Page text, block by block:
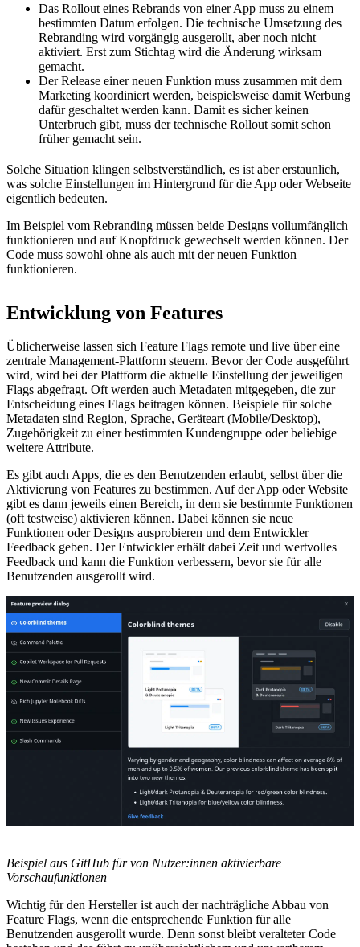
Das Rollout eines Rebrands von einer App muss zu einem
bestimmten Datum erfolgen. Die technische Umsetzung des
Rebranding wird vorgängig ausgerollt, aber noch nicht
aktiviert. Erst zum Stichtag wird die Änderung wirksam
gemacht.
Der Release einer neuen Funktion muss zusammen mit dem
Marketing koordiniert werden, beispielsweise damit Werbung
dafür geschaltet werden kann. Damit es sicher keinen
Unterbruch gibt, muss der technische Rollout somit schon
früher gemacht sein.
Solche Situation klingen selbstverständlich, es ist aber erstaunlich,
was solche Einstellungen im Hintergrund für die App oder Webseite
eigentlich bedeuten.
Im Beispiel vom Rebranding müssen beide Designs vollumfänglich
funktionieren und auf Knopfdruck gewechselt werden können. Der
Code muss sowohl ohne als auch mit der neuen Funktion
funktionieren.
Entwicklung von Features
Üblicherweise lassen sich Feature Flags remote und live über eine
zentrale Management-Plattform steuern. Bevor der Code ausgeführt
wird, wird bei der Plattform die aktuelle Einstellung der jeweiligen
Flags abgefragt. Oft werden auch Metadaten mitgegeben, die zur
Entscheidung eines Flags beitragen können. Beispiele für solche
Metadaten sind Region, Sprache, Geräteart (Mobile/Desktop),
Zugehörigkeit zu einer bestimmten Kundengruppe oder beliebige
weitere Attribute.
Es gibt auch Apps, die es den Benutzenden erlaubt, selbst über die
Aktivierung von Features zu bestimmen. Auf der App oder Website
gibt es dann jeweils einen Bereich, in dem sie bestimmte Funktionen
(oft testweise) aktivieren können. Dabei können sie neue
Funktionen oder Designs ausprobieren und dem Entwickler
Feedback geben. Der Entwickler erhält dabei Zeit und wertvolles
Feedback und kann die Funktion verbessern, bevor sie für alle
Benutzenden ausgerollt wird.
Beispiel aus GitHub für von Nutzer:innen aktivierbare
Vorschaufunktionen
Wichtig für den Hersteller ist auch der nachträgliche Abbau von
Feature Flags, wenn die entsprechende Funktion für alle
Benutzenden ausgerollt wurde. Denn sonst bleibt veralteter Code